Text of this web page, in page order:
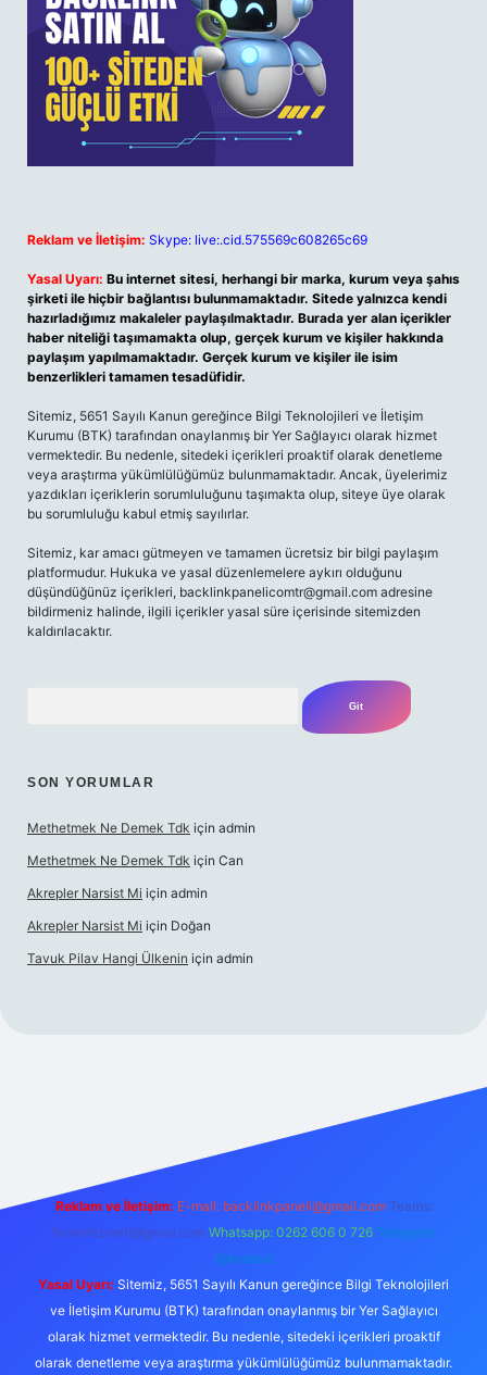
Reklam ve İletişim: Skype: live:.cid.575569c608265c69
Yasal Uyarı: Bu internet sitesi, herhangi bir marka, kurum veya şahıs
şirketi ile hiçbir bağlantısı bulunmamaktadır. Sitede yalnızca kendi
hazırladığımız makaleler paylaşılmaktadır. Burada yer alan içerikler
haber niteliği taşımamakta olup, gerçek kurum ve kişiler hakkında
paylaşım yapılmamaktadır. Gerçek kurum ve kişiler ile isim
benzerlikleri tamamen tesadüfidir.
Sitemiz, 5651 Sayılı Kanun gereğince Bilgi Teknolojileri ve İletişim
Kurumu (BTK) tarafından onaylanmış bir Yer Sağlayıcı olarak hizmet
vermektedir. Bu nedenle, sitedeki içerikleri proaktif olarak denetleme
veya araştırma yükümlülüğümüz bulunmamaktadır. Ancak, üyelerimiz
yazdıkları içeriklerin sorumluluğunu taşımakta olup, siteye üye olarak
bu sorumluluğu kabul etmiş sayılırlar.
Sitemiz, kar amacı gütmeyen ve tamamen ücretsiz bir bilgi paylaşım
platformudur. Hukuka ve yasal düzenlemelere aykırı olduğunu
düşündüğünüz içerikleri, backlinkpanelicomtr@gmail.com adresine
bildirmeniz halinde, ilgili içerikler yasal süre içerisinde sitemizden
kaldırılacaktır.
SON YORUMLAR
Methetmek Ne Demek Tdk için admin
Methetmek Ne Demek Tdk için Can
Akrepler Narsist Mi için admin
Akrepler Narsist Mi için Doğan
Tavuk Pilav Hangi Ülkenin için admin
Reklam ve İletişim: E-mail: backlinkpaneli@gmail.com Teams:
forumhizmeti@gmail.com Whatsapp: 0262 606 0 726 Telegram:
@karabul
Yasal Uyarı: Sitemiz, 5651 Sayılı Kanun gereğince Bilgi Teknolojileri
ve İletişim Kurumu (BTK) tarafından onaylanmış bir Yer Sağlayıcı
olarak hizmet vermektedir. Bu nedenle, sitedeki içerikleri proaktif
olarak denetleme veya araştırma yükümlülüğümüz bulunmamaktadır.